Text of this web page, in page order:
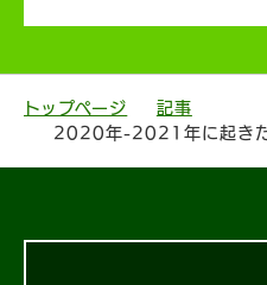
トップページ
記事
2020年-2021年に起き